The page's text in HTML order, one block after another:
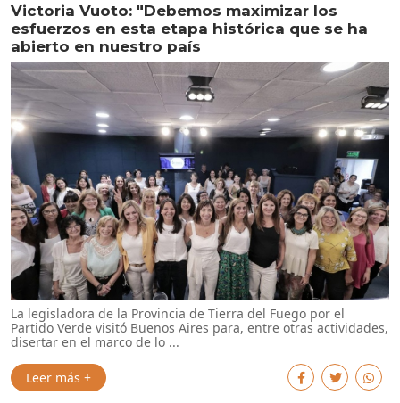
Victoria Vuoto: "Debemos maximizar los
esfuerzos en esta etapa histórica que se ha
abierto en nuestro país
La legisladora de la Provincia de Tierra del Fuego por el
Partido Verde visitó Buenos Aires para, entre otras actividades,
disertar en el marco de lo ...
Leer más +